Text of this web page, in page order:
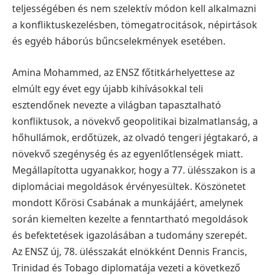
teljességében és nem szelektív módon kell alkalmazni
a konfliktuskezelésben, tömegatrocitások, népirtások
és egyéb háborús bűncselekmények esetében.
Amina Mohammed, az ENSZ főtitkárhelyettese az
elmúlt egy évet egy újabb kihívásokkal teli
esztendőnek nevezte a világban tapasztalható
konfliktusok, a növekvő geopolitikai bizalmatlanság, a
hőhullámok, erdőtüzek, az olvadó tengeri jégtakaró, a
növekvő szegénység és az egyenlőtlenségek miatt.
Megállapította ugyanakkor, hogy a 77. ülésszakon is a
diplomáciai megoldások érvényesültek. Köszönetet
mondott Kőrösi Csabának a munkájáért, amelynek
során kiemelten kezelte a fenntartható megoldások
és befektetések igazolásában a tudomány szerepét.
Az ENSZ új, 78. ülésszakát elnökként Dennis Francis,
Trinidad és Tobago diplomatája vezeti a következő